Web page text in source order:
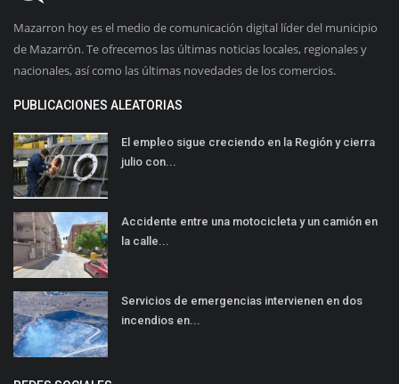
Mazarron hoy es el medio de comunicación digital líder del municipio
de Mazarrón. Te ofrecemos las últimas noticias locales, regionales y
nacionales, así como las últimas novedades de los comercios.
PUBLICACIONES ALEATORIAS
El empleo sigue creciendo en la Región y cierra
julio con...
Accidente entre una motocicleta y un camión en
la calle...
Servicios de emergencias intervienen en dos
incendios en...